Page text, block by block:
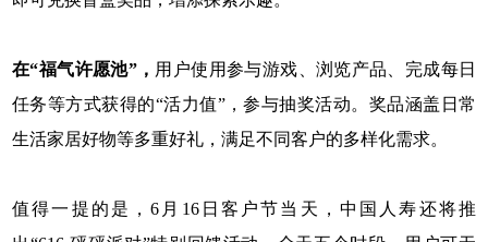
在“福气许愿池”， 用户使用参与游戏、浏览产品、完成每日
任务等方式获得的“活力值”，参与抽奖活动。奖品涵盖日常
生活家居好物等多重好礼，满足不同客户的多样化需求。
值得一提的是，6月16日客户节当天，中国人寿还将推